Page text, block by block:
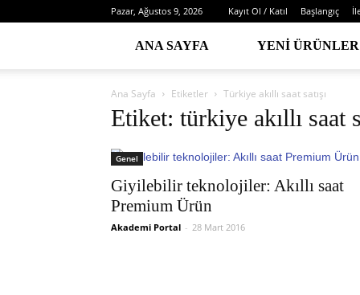
Pazar, Ağustos 9, 2026 Kayıt Ol / Katıl Başlangıç
ANA SAYFA YENI ÜRÜNLER
Ana Sayfa Etiketler Türkiye akıllı saat satışı
Etiket: türkiye akıllı saat
Genel
Giyilebilir teknolojiler: Akıllı saat
Premium Ürün
Akademi Portal - 28 Mart 2016